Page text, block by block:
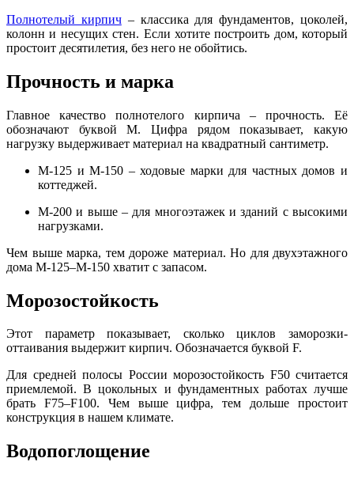
Полнотелый кирпич– классика для фундаментов, цоколей,
колонн и несущих стен. Если хотите построить дом, который
простоит десятилетия, без него не обойтись.
Прочность и марка
Главное качество полнотелого кирпича – прочность. Её
обозначают буквой М. Цифра рядом показывает, какую
нагрузку выдерживает материал на квадратный сантиметр.
М-125 и М-150 – ходовые марки для частных домов и
коттеджей.
М-200 и выше – для многоэтажек и зданий с высокими
нагрузками.
Чем выше марка, тем дороже материал. Но для двухэтажного
дома М-125–М-150 хватит с запасом.
Морозостойкость
Этот параметр показывает, сколько циклов заморозки-
оттаивания выдержит кирпич. Обозначается буквой F.
Для средней полосы России морозостойкость F50 считается
приемлемой. В цокольных и фундаментных работах лучше
брать F75–F100. Чем выше цифра, тем дольше простоит
конструкция в нашем климате.
Водопоглощение